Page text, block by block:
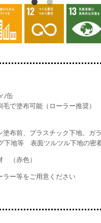
/缶
で塗布可能（ローラー推奨）
塗布前、プラスチック下地、ガ
下地等 表面ツルツル下地の密
（赤色）
ラー等をご用意ください